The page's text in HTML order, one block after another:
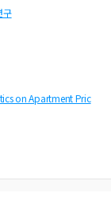
구
on Apartment Pric